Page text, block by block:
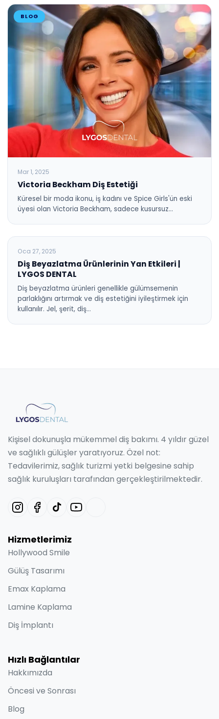
BLOG
Mar 1, 2025
Victoria Beckham Diş Estetiği
Küresel bir moda ikonu, iş kadını ve Spice Girls'ün eski
üyesi olan Victoria Beckham, sadece kusursuz…
BLOG
Oca 27, 2025
Diş Beyazlatma Ürünlerinin Yan Etkileri |
LYGOS DENTAL
Diş beyazlatma ürünleri genellikle gülümsemenin
parlaklığını artırmak ve diş estetiğini iyileştirmek için
kullanılır. Jel, şerit, diş…
Kişisel dokunuşla mükemmel diş bakımı. 4 yıldır güzel
ve sağlıklı gülüşler yaratıyoruz. Özel not:
Tedavilerimiz, sağlık turizmi yetki belgesine sahip
sağlık kuruluşları tarafından gerçekleştirilmektedir.
Hizmetlerimiz
Hollywood Smile
Gülüş Tasarımı
Emax Kaplama
Lamine Kaplama
Diş İmplantı
Hızlı Bağlantılar
Hakkımızda
Öncesi ve Sonrası
Blog